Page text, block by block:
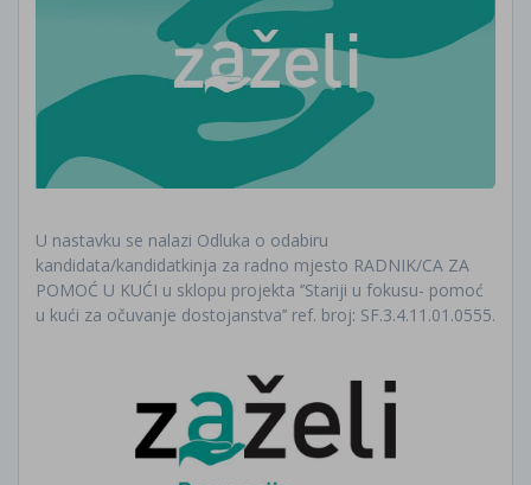
U nastavku se nalazi Odluka o odabiru
kandidata/kandidatkinja za radno mjesto RADNIK/CA ZA
POMOĆ U KUĆI u sklopu projekta ‘’Stariji u fokusu- pomoć
u kući za očuvanje dostojanstva’’ ref. broj: SF.3.4.11.01.0555.